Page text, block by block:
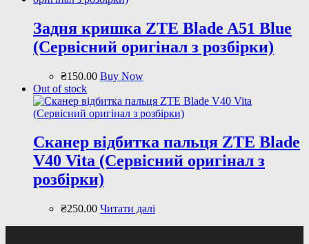
Задня кришка ZTE Blade A51 Blue
(Сервісний оригінал з розбірки)
₴150.00 Buy Now
Out of stock
Сканер відбитка пальця ZTE Blade
V40 Vita (Сервісний оригінал з
розбірки)
₴250.00 Читати далі